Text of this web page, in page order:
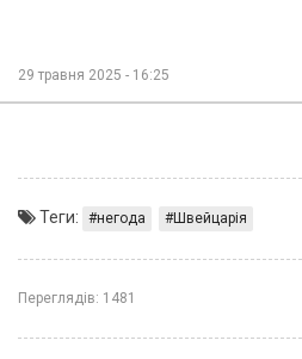
29 травня 2025 - 16:25
Теги: негода Швейцарія
Переглядів: 1481